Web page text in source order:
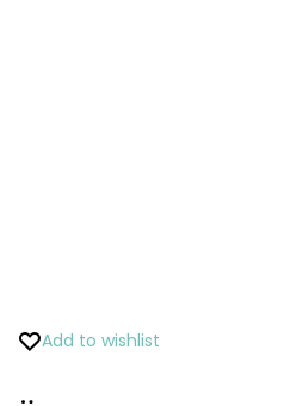
Add to wishlist